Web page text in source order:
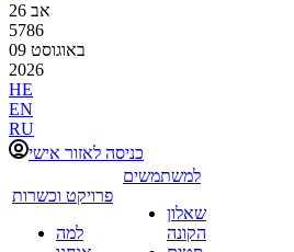
26 אב
5786
09 באוגוסט
2026
HE
EN
RU
כניסה לאזור אישי
פרויקט וכשרות
למה
למשתמשים
שאלון
הקונה